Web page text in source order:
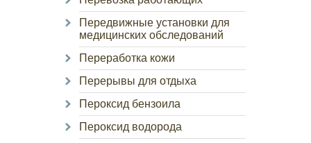
Передвижные установки для
медицинских обследований
Переработка кожи
Перерывы для отдыха
Пероксид бензоила
Пероксид водорода